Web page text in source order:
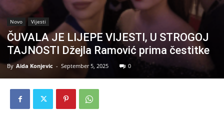
Novo Vijesti
ČUVALA JE LIJEPE VIJESTI, U STROGOJ
TAJNOSTI Džejla Ramović prima čestitke
By Aida Konjevic - September 5, 2025 0